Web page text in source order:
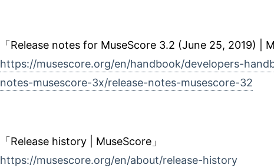
「Release notes for MuseScore 3.2 (June 25, 2019) |
https://musescore.org/en/handbook/developers-
notes-musescore-3x/release-notes-musescore-32
「Release history | MuseScore」
https://musescore.org/en/about/release-history